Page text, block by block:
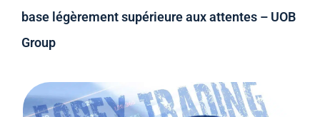
base légèrement supérieure aux attentes – UOB
Group